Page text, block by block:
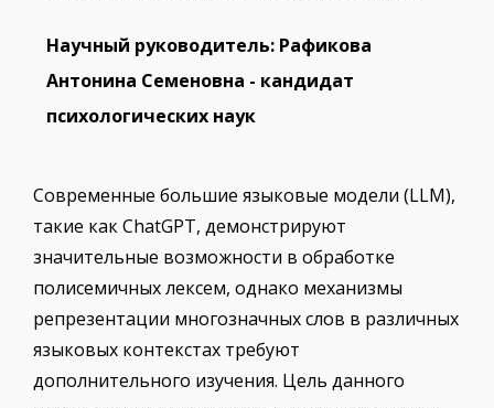
Научный руководитель: Рафикова
Антонина Семеновна - кандидат
психологических наук
Современные большие языковые модели (LLM),
такие как ChatGPT, демонстрируют
значительные возможности в обработке
полисемичных лексем, однако механизмы
репрезентации многозначных слов в различных
языковых контекстах требуют
дополнительного изучения. Цель данного